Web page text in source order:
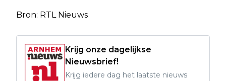
Bron: RTL Nieuws
Krijg onze dagelijkse
Nieuwsbrief!
Krijg iedere dag het laatste nieuws